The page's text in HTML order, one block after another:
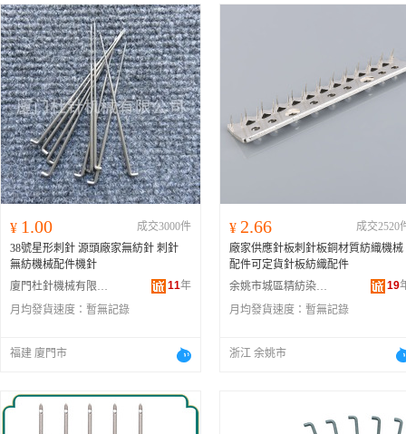
¥ 1.00
成交3000件
38號星形刺針 源頭廠家無紡針 刺針
無紡機械配件機針
廈門杜針機械有限公司
11年
月均發貨速度： 暫無記錄
福建 廈門市
¥ 2.66
成交2520
廠家供應針板刺針板銅材質紡織機械
配件可定貨針板紡織配件
余姚市城區精紡染整配件廠
19
月均發貨速度： 暫無記錄
浙江 余姚市